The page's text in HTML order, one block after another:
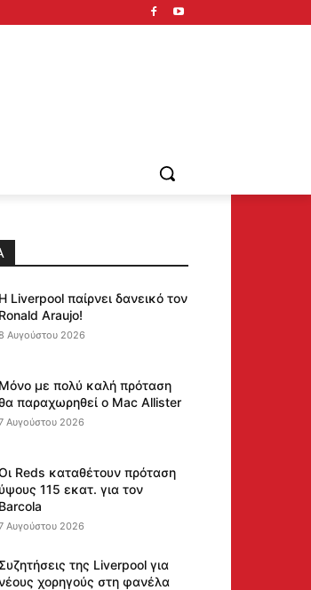
Η Liverpool παίρνει δανεικό τον
Ronald Araujo!
Αυγούστου 2026
Μόνο με πολύ καλή πρόταση
παραχωρηθεί ο Mac Allister
Αυγούστου 2026
Reds καταθέτουν πρόταση
ύψους 115 εκατ. για τον
Barcola
Αυγούστου 2026
Συζητήσεις της Liverpool για
χορηγούς στη φανέλα